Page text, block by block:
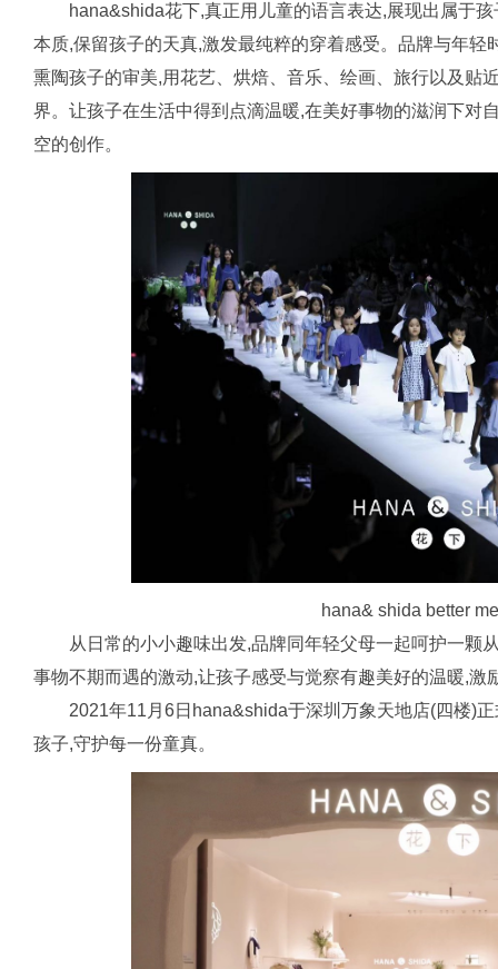
hana&shida花下,真正用儿童的语言表达,展现出属于
本质,保留孩子的天真,激发最纯粹的穿着感受。品牌与年
熏陶孩子的审美,用花艺、烘焙、音乐、绘画、旅行以及贴
界。让孩子在生活中得到点滴温暖,在美好事物的滋润下对
空的创作。
hana& shida better
从日常的小小趣味出发,品牌同年轻父母一起呵护一颗
事物不期而遇的激动,让孩子感受与觉察有趣美好的温暖,激
2021年11月6日hana&shida于深圳万象天地店(四楼)
孩子,守护每一份童真。